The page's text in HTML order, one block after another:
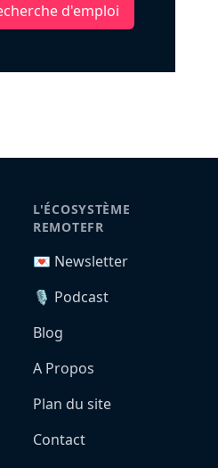
d'emploi
L'ÉCOSYSTÈME
REMOTEFR
💌 Newsletter
🎙️ Podcast
Blog
A Propos
Plan du site
Contact